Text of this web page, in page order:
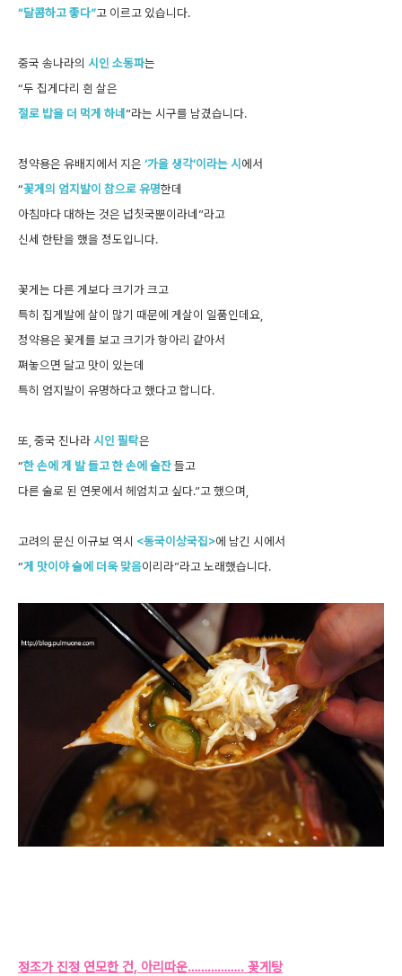
“달콤하고 좋다”고 이르고 있습니다.
중국 송나라의 시인 소동파는
“두 집게다리 흰 살은
절로 밥을 더 먹게 하네 ”라는 시구를 남겼습니다.
정약용은 유배지에서 지은 ‘가을 생각’이라는 시 에서
“꽃게의 엄지발이 참으로 유명한데
아침마다 대하는 것은 넙칫국뿐이라네”라고
신세 한탄을 했을 정도입니다.
꽃게는 다른 게보다 크기가 크고
특히 집게발에 살이 많기 때문에 게살이 일품인데요,
정약용은 꽃게를 보고 크기가 항아리 같아서
쪄놓으면 달고 맛이 있는데
특히 엄지발이 유명하다고 했다고 합니다.
또, 중국 진나라시인 필탁은
“한 손에 게 발 들고 한 손에 술잔들고
다른 술로 된 연못에서 헤엄치고 싶다.”고 했으며,
고려의 문신 이규보 역시 <동국이상국집>에 남긴 시에서
“게 맛이야 술에 더욱 맞음이리라”라고 노래했습니다.
정조가 진정 연모한 건, 아리따운…………….. 꽃게탕